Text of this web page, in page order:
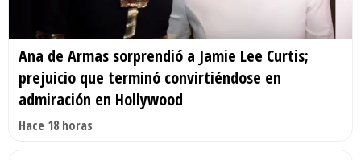
Ana de Armas sorprendió a Jamie Lee Curtis;
prejuicio que terminó convirtiéndose en
admiración en Hollywood
Hace 18 horas